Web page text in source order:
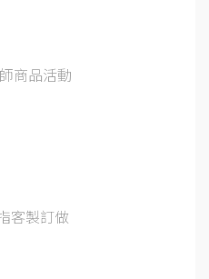
商品活動
客製訂做